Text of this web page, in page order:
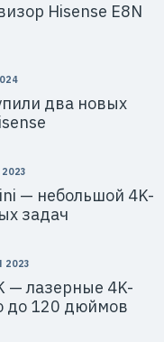
Hisense E8N
два новых
— небольшой 4K-
задач
2023
— лазерные 4K-
до 120 дюймов